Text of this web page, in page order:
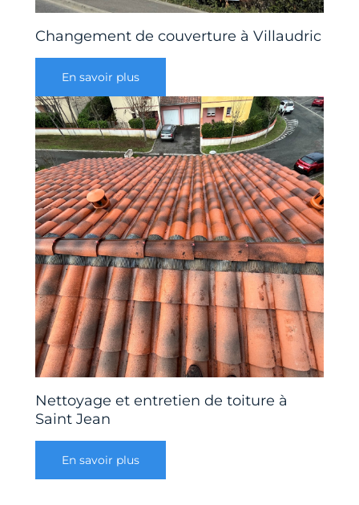
Changement de couverture à Villaudric
En savoir plus
Nettoyage et entretien de toiture à
Saint Jean
En savoir plus